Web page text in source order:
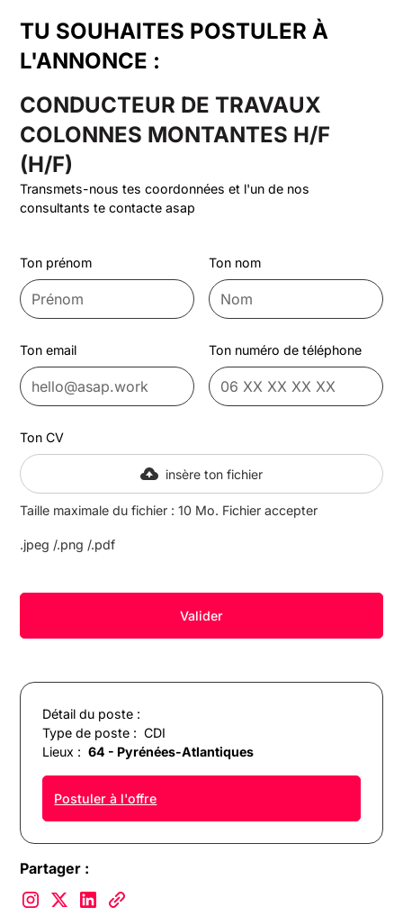
Détail du poste :
Type de poste : CDI
Lieux : 64 - Pyrénées-Atlantiques
Postuler à l'offre
Partager :
TU SOUHAITES POSTULER À
L'ANNONCE :
CONDUCTEUR DE TRAVAUX
COLONNES MONTANTES H/F
(H/F)
Transmets-nous tes coordonnées et l'un de nos
consultants te contacte asap
Ton prénom Ton nom
Ton email Ton numéro de téléphone
Ton CV
insère ton fichier
Taille maximale du fichier : 10 Mo. Fichier accepter
.jpeg /.png /.pdf